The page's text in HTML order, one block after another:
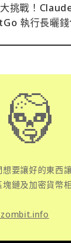
挑戰！
執行長曬
要讓好的東西
鏈及加密貨幣